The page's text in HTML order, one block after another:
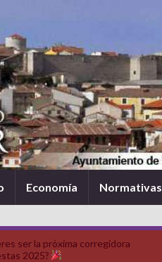
Economía Normativas
ser la próxima corregidora
2025?